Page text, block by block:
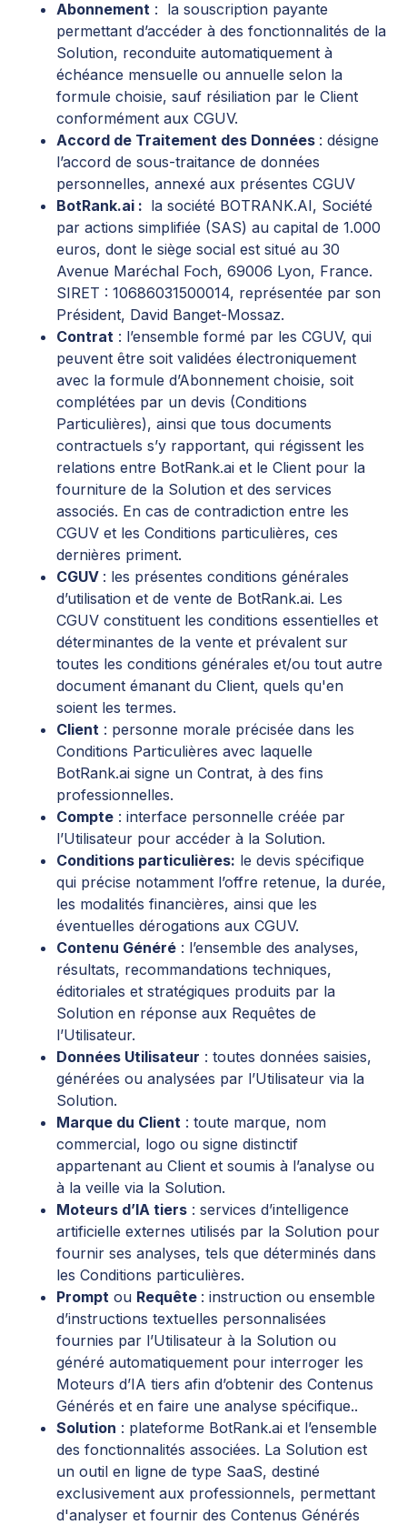
Abonnement : la souscription payante
permettant d’accéder à des fonctionnalités de la
Solution, reconduite automatiquement à
échéance mensuelle ou annuelle selon la
formule choisie, sauf résiliation par le Client
conformément aux CGUV.
Accord de Traitement des Données : désigne
l’accord de sous-traitance de données
personnelles, annexé aux présentes CGUV
BotRank.ai : la société BOTRANK.AI, Société
par actions simplifiée (SAS) au capital de 1.000
euros, dont le siège social est situé au 30
Avenue Maréchal Foch, 69006 Lyon, France.
SIRET : 10686031500014, représentée par son
Président, David Banget-Mossaz.
Contrat : l’ensemble formé par les CGUV, qui
peuvent être soit validées électroniquement
avec la formule d’Abonnement choisie, soit
complétées par un devis (Conditions
Particulières), ainsi que tous documents
contractuels s’y rapportant, qui régissent les
relations entre BotRank.ai et le Client pour la
fourniture de la Solution et des services
associés. En cas de contradiction entre les
CGUV et les Conditions particulières, ces
dernières priment.
CGUV : les présentes conditions générales
d’utilisation et de vente de BotRank.ai. Les
CGUV constituent les conditions essentielles et
déterminantes de la vente et prévalent sur
toutes les conditions générales et/ou tout autre
document émanant du Client, quels qu'en
soient les termes.
Client : personne morale précisée dans les
Conditions Particulières avec laquelle
BotRank.ai signe un Contrat, à des fins
professionnelles.
Compte : interface personnelle créée par
l’Utilisateur pour accéder à la Solution.
Conditions particulières: le devis spécifique
qui précise notamment l’offre retenue, la durée,
les modalités financières, ainsi que les
éventuelles dérogations aux CGUV.
Contenu Généré : l’ensemble des analyses,
résultats, recommandations techniques,
éditoriales et stratégiques produits par la
Solution en réponse aux Requêtes de
l’Utilisateur.
Données Utilisateur : toutes données saisies,
générées ou analysées par l’Utilisateur via la
Solution.
Marque du Client : toute marque, nom
commercial, logo ou signe distinctif
appartenant au Client et soumis à l’analyse ou
à la veille via la Solution.
Moteurs d’IA tiers : services d’intelligence
artificielle externes utilisés par la Solution pour
fournir ses analyses, tels que déterminés dans
les Conditions particulières.
Prompt ou Requête : instruction ou ensemble
d’instructions textuelles personnalisées
fournies par l’Utilisateur à la Solution ou
généré automatiquement pour interroger les
Moteurs d’IA tiers afin d’obtenir des Contenus
Générés et en faire une analyse spécifique..
Solution : plateforme BotRank.ai et l’ensemble
des fonctionnalités associées. La Solution est
un outil en ligne de type SaaS, destiné
exclusivement aux professionnels, permettant
d'analyser et fournir des Contenus Générés